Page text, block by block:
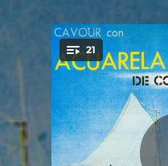
You're all set!
21
.